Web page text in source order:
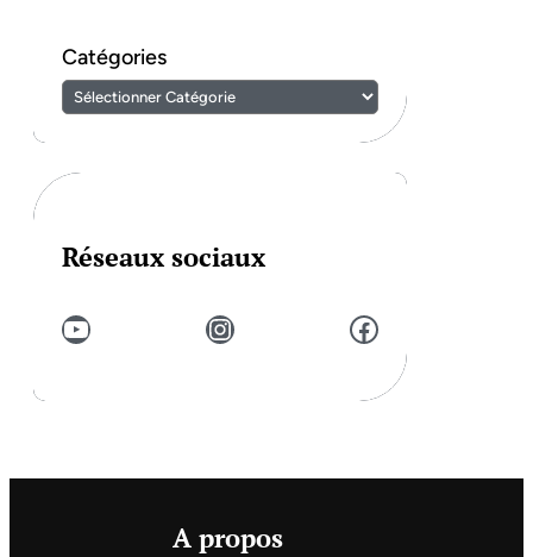
Catégories
Réseaux sociaux
YouTube Instagram Facebook
A propos